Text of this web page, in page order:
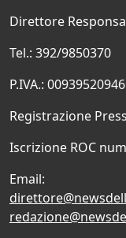
Direttore
Tel.: 392/9850370
P.IVA.: 00939520946
Registrazione
Iscrizione ROC
Email: